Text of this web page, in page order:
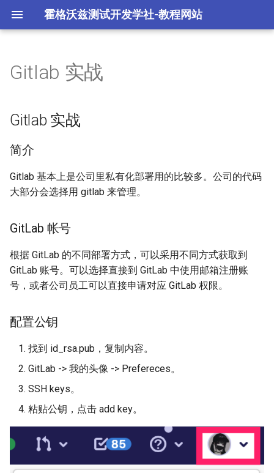
霍格沃兹测试开发学社-教程网站
Git 环境配置
Git 工作流程
Git 常用命令
Gitlab 实战
简介
GitLab 帐号
配置公钥
GitLab 实战
总结
Git log 分析与检索
分支管理策略
Git 合并与冲突
Git不同网站配置不同ssh秘钥
Gitlab 实战
Gitlab 实战
简介
Gitlab 基本上是公司里私有化部署用的比较多。公司的代码
大部分会选择用 gitlab 来管理。
GitLab 帐号
根据 GitLab 的不同部署方式，可以采用不同方式获取到
GitLab 账号。可以选择直接到 GitLab 中使用邮箱注册账
号，或者公司员工可以直接申请对应 GitLab 权限。
配置公钥
找到 id_rsa.pub，复制内容。
GitLab -> 我的头像 -> Prefereces。
SSH keys。
粘贴公钥，点击 add key。